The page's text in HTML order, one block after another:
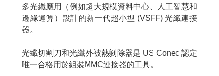
多光纖應用（例如超大規模資料中心、人工智慧和
邊緣運算）設計的新一代超小型 (VSFF) 光纖連接
器。
光纖切割刀和光纖外被熱剝除器是 US Conec 認定
唯一合格用於組裝MMC連接器的工具。